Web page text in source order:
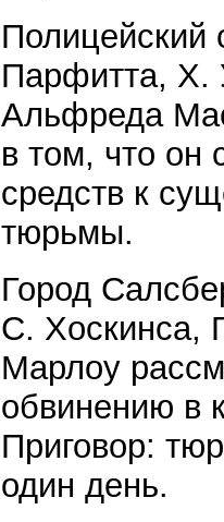
Полицейский
Парфитта, Х.
Альфреда
в том, что он
средств к
тюрьмы.
Город
С. Хоскинса,
Марлоу
обвинению в
Приговор:
один день.